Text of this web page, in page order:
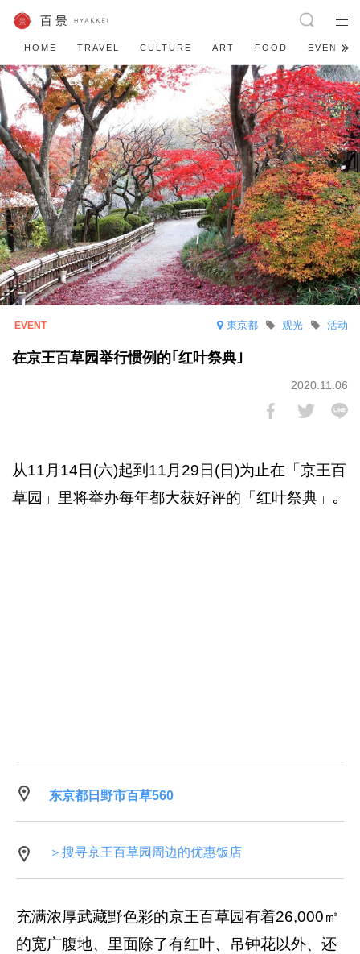
HOME TRAVEL CULTURE ART FOOD EVENT
東京都 活动
观光
在京王百草园举行惯例的｢红叶祭典｣
2020.11.06
从11月14日(六)起到11月29日(日)为止在「京王百
草园」里将举办每年都大获好评的「红叶祭典」｡
东京都日野市百草560
＞搜寻京王百草园周边的优惠饭店
充满浓厚武藏野色彩的京王百草园有着26,000㎡
的宽广腹地、里面除了有红叶、吊钟花以外、还